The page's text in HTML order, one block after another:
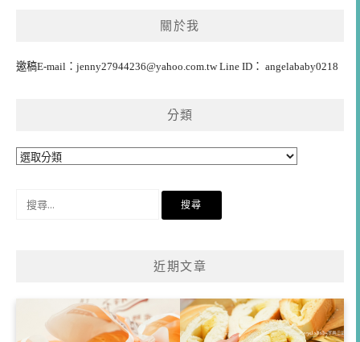
關於我
邀稿E-mail： jenny27944236@yahoo.com.twLine ID： angelababy0218
分類
分
近期文章